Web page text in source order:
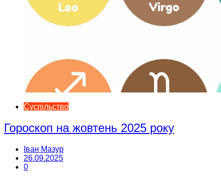
Суспільство
Гороскоп на жовтень 2025 року
Іван Мазур
26.09.2025
0